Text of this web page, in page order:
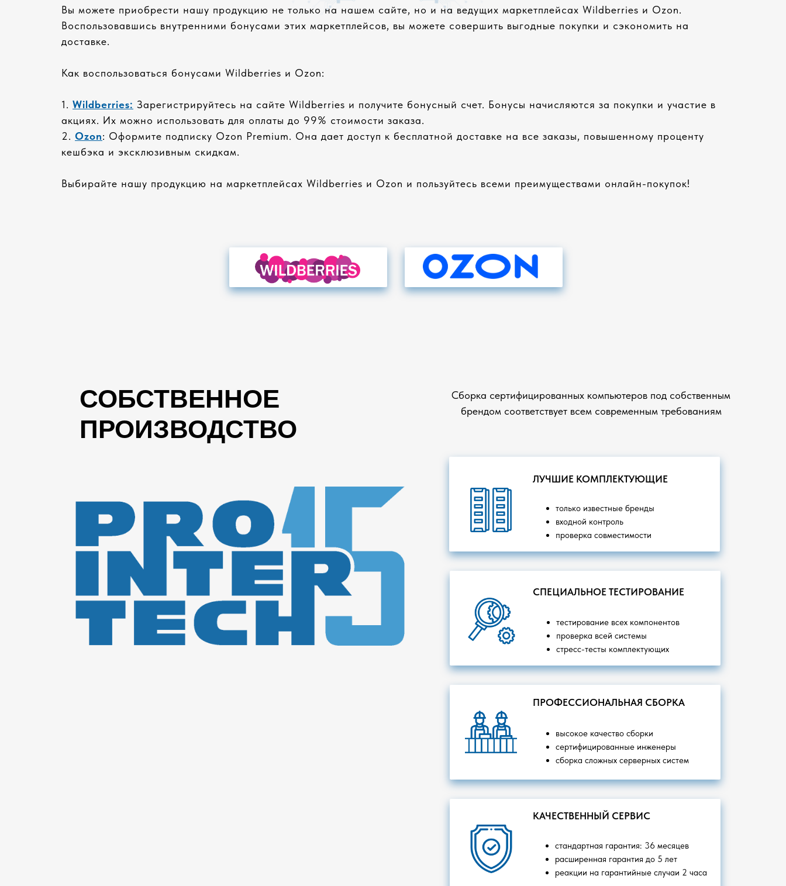
Вы можете приобрести нашу продукцию не только на нашем сайте, но и на ведущих маркетплейсах Wildberries и Ozon.
Воспользовавшись внутренними бонусами этих маркетплейсов, вы можете совершить выгодные покупки и сэкономить на
доставке.
Как воспользоваться бонусами Wildberries и Ozon:
1. Wildberries: Зарегистрируйтесь на сайте Wildberries и получите бонусный счет. Бонусы начисляются за покупки и участие в
акциях. Их можно использовать для оплаты до 99% стоимости заказа.
2. Ozon: Оформите подписку Ozon Premium. Она дает доступ к бесплатной доставке на все заказы, повышенному проценту
кешбэка и эксклюзивным скидкам.
Выбирайте нашу продукцию на маркетплейсах Wildberries и Ozon и пользуйтесь всеми преимуществами онлайн-покупок!
СОБСТВЕННОЕ
ПРОИЗВОДСТВО
Сборка сертифицированных компьютеров под собственным
брендом соответствует всем современным требованиям
ЛУЧШИЕ КОМПЛЕКТУЮЩИЕ
ПРОФЕССИОНАЛЬНАЯ СБОРКА
СПЕЦИАЛЬНОЕ ТЕСТИРОВАНИЕ
КАЧЕСТВЕННЫЙ СЕРВИС
только известные бренды
входной контроль
проверка совместимости
высокое качество сборки
сертифицированные инженеры
сборка сложных серверных систем
тестирование всех компонентов
проверка всей системы
стресс-тесты комплектующих
стандартная гарантия: 36 месяцев
расширенная гарантия до 5 лет
реакции на гарантийные случаи 2 часа